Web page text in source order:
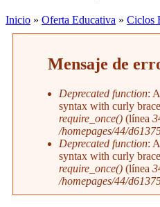
Inicio » Oferta Educativa » Ciclos
Mensaje de
Deprecated function:
syntax with curly
require_once() (línea
/homepages/44/
Deprecated function:
syntax with curly
require_once() (línea
/homepages/44/